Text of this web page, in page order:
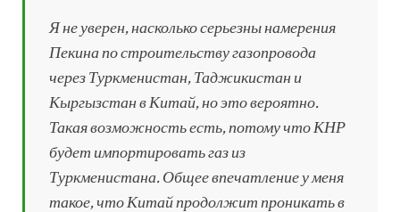
Я не уверен, насколько серьезны намерения
Пекина по строительству газопровода
через Туркменистан, Таджикистан и
Кыргызстан в Китай, но это вероятно.
Такая возможность есть, потому что КНР
будет импортировать газ из
Туркменистана. Общее впечатление у меня
такое, что Китай продолжит проникать в